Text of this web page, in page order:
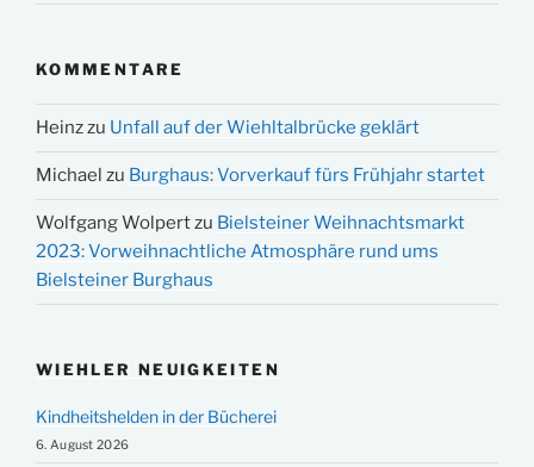
KOMMENTARE
Heinzzu Unfall auf der Wiehltalbrücke geklärt
Michael zu Burghaus: Vorverkauf fürs Frühjahr startet
Wolfgang Wolpertzu Bielsteiner Weihnachtsmarkt
2023: Vorweihnachtliche Atmosphäre rund ums
Bielsteiner Burghaus
WIEHLER NEUIGKEITEN
Kindheitshelden in der Bücherei
6. August 2026